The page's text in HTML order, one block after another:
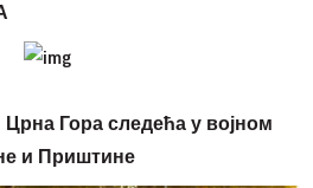
Гора следећа у војном
и Приштине